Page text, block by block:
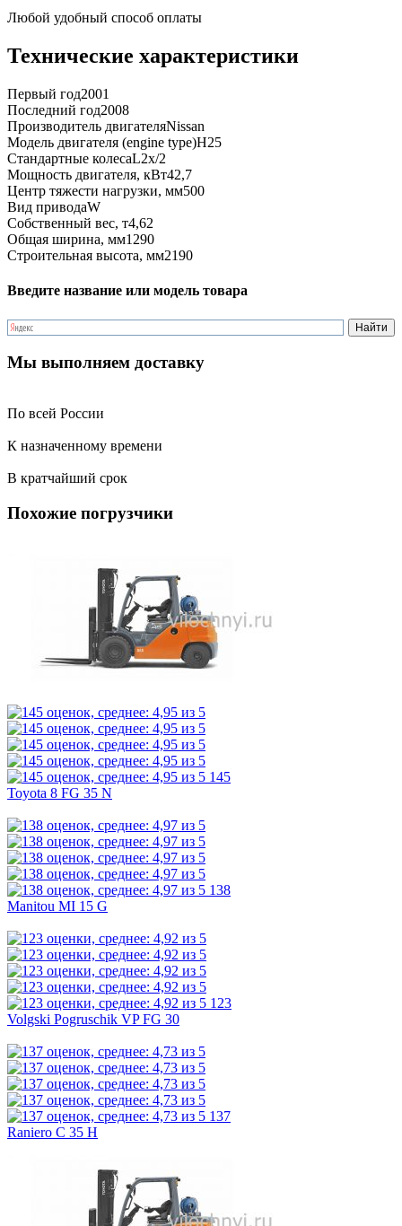
Любой удобный способ оплаты
Технические характеристики
Первый год2001
Последний год2008
Производитель двигателяNissan
Модель двигателя (engine type)H25
Стандартные колесаL2x/2
Мощность двигателя, кВт42,7
Центр тяжести нагрузки, мм500
Вид приводаW
Собственный вес, т4,62
Общая ширина, мм1290
Строительная высота, мм2190
Введите название или модель товара
Мы выполняем доставку
По всей России
К назначенному времени
В кратчайший срок
Похожие погрузчики
145
Toyota 8 FG 35 N
138
Manitou MI 15 G
123
Volgski Pogruschik VP FG 30
137
Raniero C 35 H